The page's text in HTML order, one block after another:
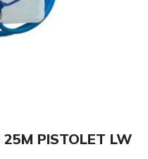
25M PISTOLET LW